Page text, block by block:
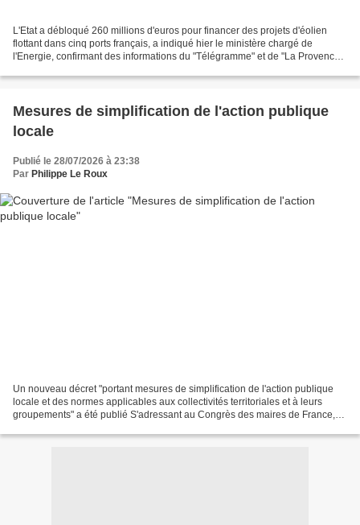
L'Etat a débloqué 260 millions d'euros pour financer des projets d'éolien
flottant dans cinq ports français, a indiqué hier le ministère chargé de
l'Energie, confirmant des informations du "Télégramme" et de "La Provence".
Mesures de simplification de l'action publique
locale
Publié le 28/07/2026 à 23:38
Par Philippe Le Roux
Un nouveau décret "portant mesures de simplification de l'action publique
locale et des normes applicables aux collectivités territoriales et à leurs
groupements" a été publié S'adressant au Congrès des maires de France,